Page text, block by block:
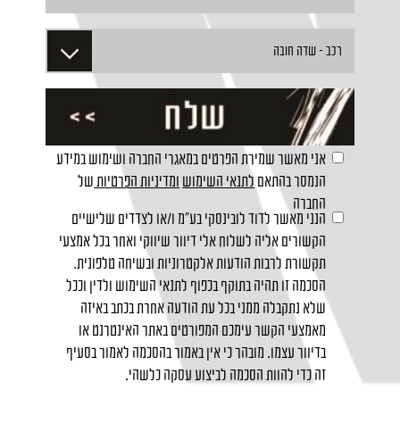
אני מאשר שמירת הפרטים במאגרי החברה ושימוש במידע
הנמסר בהתאםלתנאי השימוש ומדיניות הפרטיות של
החברה
הנני מאשר לדוד לובינסקי בע"מ ו/או לצדדים שלישיים
הקשורים אליה לשלוח אלי דיוור שיווקי ואחר בכל אמצעי
תקשורת לרבות הודעות אלקטרוניות ובשיחה טלפונית.
הסכמה זו תהיה בתוקף בכפוף לתנאי השימוש ולדין וככל
שלא נתקבלה ממני בכל עת הודעה אחרת בכתב באיזה
מאמצעי הקשר עימכם המפורטים באתר האינטרנט או
בדיוור עצמו. מובהר כי אין באמור בהסכמה לאמור בסעיף
זה כדי להוות הסכמה לביצוע עסקה כלשהי.